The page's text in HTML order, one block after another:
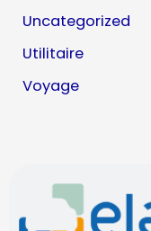
Uncategorized
Utilitaire
Voyage